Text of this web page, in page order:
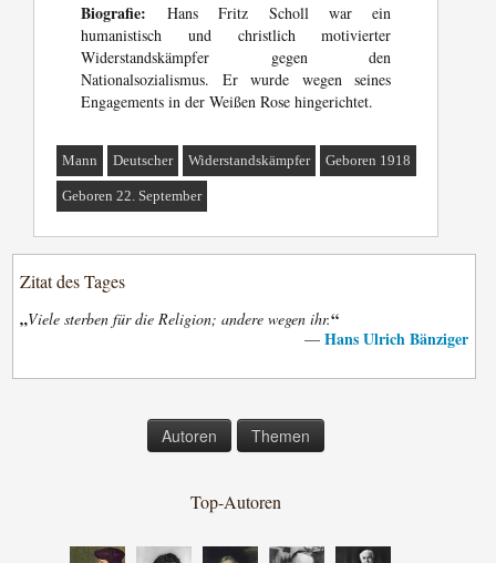
Biografie: Hans Fritz Scholl war ein
humanistisch und christlich motivierter
Widerstandskämpfer gegen den
Nationalsozialismus. Er wurde wegen seines
Engagements in der Weißen Rose hingerichtet.
Mann Deutscher Widerstandskämpfer Geboren 1918
Geboren 22. September
Zitat des Tages
„Viele sterben für die Religion; andere wegen ihr.“
— Hans Ulrich Bänziger
Autoren Themen
Top-Autoren